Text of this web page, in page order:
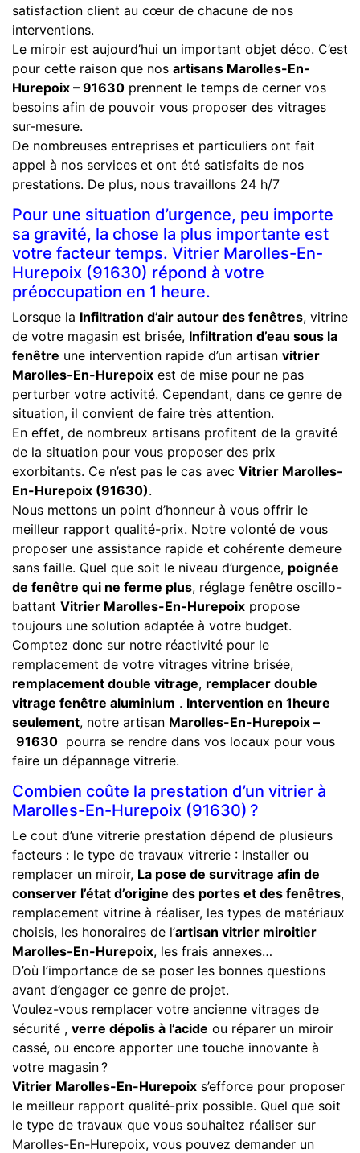
satisfaction client au cœur de chacune de nos
interventions.
Le miroir est aujourd’hui un important objet déco. C’est
pour cette raison que nos artisans Marolles-En-
Hurepoix – 91630 prennent le temps de cerner vos
besoins afin de pouvoir vous proposer des vitrages
sur-mesure.
De nombreuses entreprises et particuliers ont fait
appel à nos services et ont été satisfaits de nos
prestations. De plus, nous travaillons 24 h/7
Pour une situation d’urgence, peu importe
sa gravité, la chose la plus importante est
votre facteur temps. Vitrier Marolles-En-
Hurepoix (91630) répond à votre
préoccupation en 1 heure.
Lorsque la Infiltration d’air autour des fenêtres, vitrine
de votre magasin est brisée, Infiltration d’eau sous la
fenêtre une intervention rapide d’un artisan vitrier
Marolles-En-Hurepoix est de mise pour ne pas
perturber votre activité. Cependant, dans ce genre de
situation, il convient de faire très attention.
En effet, de nombreux artisans profitent de la gravité
de la situation pour vous proposer des prix
exorbitants. Ce n’est pas le cas avec Vitrier Marolles-
En-Hurepoix (91630).
Nous mettons un point d’honneur à vous offrir le
meilleur rapport qualité-prix. Notre volonté de vous
proposer une assistance rapide et cohérente demeure
sans faille. Quel que soit le niveau d’urgence, poignée
de fenêtre qui ne ferme plus, réglage fenêtre oscillo-
battant Vitrier Marolles-En-Hurepoix propose
toujours une solution adaptée à votre budget.
Comptez donc sur notre réactivité pour le
remplacement de votre vitrages vitrine brisée,
remplacement double vitrage, remplacer double
vitrage fenêtre aluminium . Intervention en 1heure
seulement, notre artisan Marolles-En-Hurepoix –
91630 pourra se rendre dans vos locaux pour vous
faire un dépannage vitrerie.
Combien coûte la prestation d’un vitrier à
Marolles-En-Hurepoix (91630) ?
Le cout d’une vitrerie prestation dépend de plusieurs
facteurs : le type de travaux vitrerie : Installer ou
remplacer un miroir, La pose de survitrage afin de
conserver l’état d’origine des portes et des fenêtres,
remplacement vitrine à réaliser, les types de matériaux
choisis, les honoraires de l’artisan vitrier miroitier
Marolles-En-Hurepoix, les frais annexes…
D’où l’importance de se poser les bonnes questions
avant d’engager ce genre de projet.
Voulez-vous remplacer votre ancienne vitrages de
sécurité , verre dépolis à l’acide ou réparer un miroir
cassé, ou encore apporter une touche innovante à
votre magasin ?
Vitrier Marolles-En-Hurepoix s’efforce pour proposer
le meilleur rapport qualité-prix possible. Quel que soit
le type de travaux que vous souhaitez réaliser sur
Marolles-En-Hurepoix, vous pouvez demander un